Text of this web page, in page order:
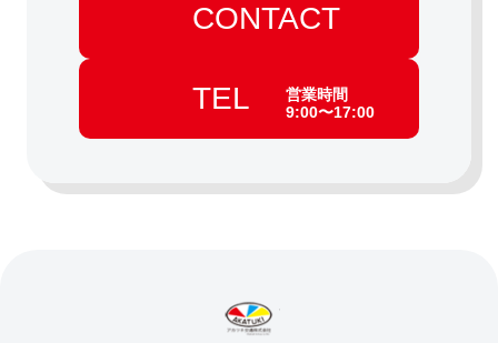
CONTACT
TEL
営業時間
9:00〜17:00